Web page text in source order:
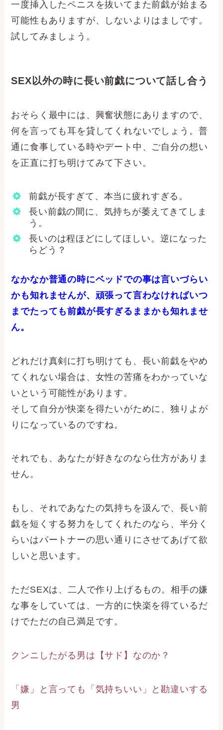
一度挿入したペニスを抜いてまた前戯が始まる
可能性もありますが、しないよりはましです。
試してみましょう。
SEX以外の時に長い前戯について話し合う
おそらく最中には、興奮状態にありますので、
何を言っても耳を貸してくれないでしょう。普
通に食事している時やデート中、ご自分の想い
を正直に打ち明けてみて下さい。
前戯が長すぎて、本当に疲れすぎる。
長い前戯の間に、気持ちが萎えてきてしま
う。
長いのは程ほどにしてほしい。逆になった
らどう？
なかなか普通の時にベッドでの事は言いづらい
かも知れませんが、頑張って言わなければいつ
までたっても前戯が長すぎるままかも知れませ
ん。
どれだけ真剣に打ち明けても、長い前戯をやめ
てくれない場合は、女性の苦痛をわかっていな
いという可能性があります。
そして自分が快楽を得たいがために、独りよが
りになっているのですね。
それでも、あなたが好きなのなら仕方がありま
せん。
もし、それであなたの気持ちを汲んで、長い前
戯を短くする努力をしてくれたのなら、半分く
らいはパートナーの思い通りにさせてあげて欲
しいと思います。
ただSEXは、二人で作り上げるもの。相手の嫌
な事をしていては、一方的に快楽を得ているだ
けでただの自己満足です。
クンニしたがる男は【サド】なのか？
「嫌」と言っても「気持ちいい」と勘違いする
男